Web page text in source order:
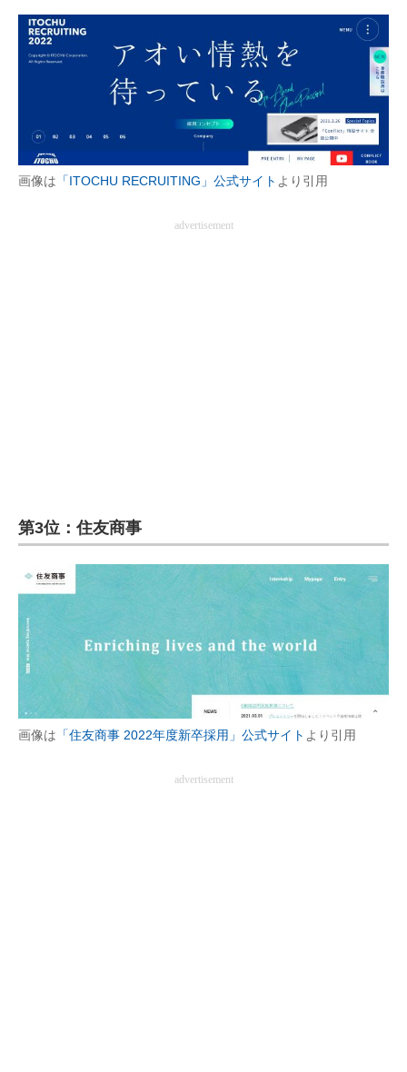
電子設計の基本と応用
エネルギーの専門メディア
建設×テクノロジーの最前線
ちょっと気になるネットの話題
画像は 「ITOCHU RECRUITING」公式サイト より引用
advertisement
第3位：住友商事
画像は 「住友商事 2022年度新卒採用」公式サイト より引用
advertisement